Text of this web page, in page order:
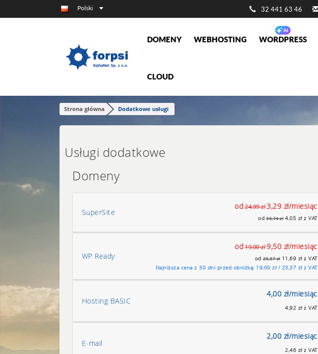
Strona główna Dodatkowe usługi
Usługi dodatkowe
Domeny
SuperSite
od 24,99 zł 3,29 zł/miesiąc
od 30,74 zł 4,05 zł z VAT
WP Ready
od 19,00 zł 9,50 zł/miesiąc
od 23,37 zł 11,69 zł z VAT
Najniższa cena z 30 dni przed obniżką: 19,00 zł / 23,37 zł z VAT
Hosting BASIC
4,00 zł/miesiąc
4,92 zł z VAT
E-mail
2,00 zł/miesiąc
2,46 zł z VAT
Polski 32 441 63 46
DOMENY WEBHOSTING WORDPRESS
CLOUD